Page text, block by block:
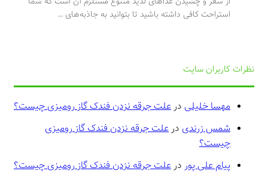
استراحت کافی داشته باشید تا بتوانید به جاذبه‌های …
نظرات کاربران سایت
مهسا خلیلیدرعلت جرقه نزدن فندک گاز رومیزی چیست؟
شمس زرندیدرعلت جرقه نزدن فندک گاز رومیزی
چیست؟
پیام علی پوردرعلت جرقه نزدن فندک گاز رومیزی چیست؟